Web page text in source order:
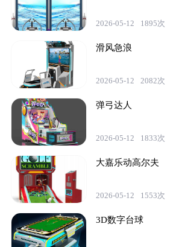
2026-05-12 1895次
滑风急浪
2026-05-12 2082次
弹弓达人
2026-05-12 1833次
大嘉乐动高尔夫
2026-05-12 1553次
3D数字台球